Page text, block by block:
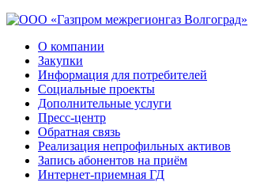
О компании
Закупки
Информация для потребителей
Социальные проекты
Дополнительные услуги
Пресс-центр
Обратная связь
Реализация непрофильных активов
Запись абонентов на приём
Интернет-приемная ГД